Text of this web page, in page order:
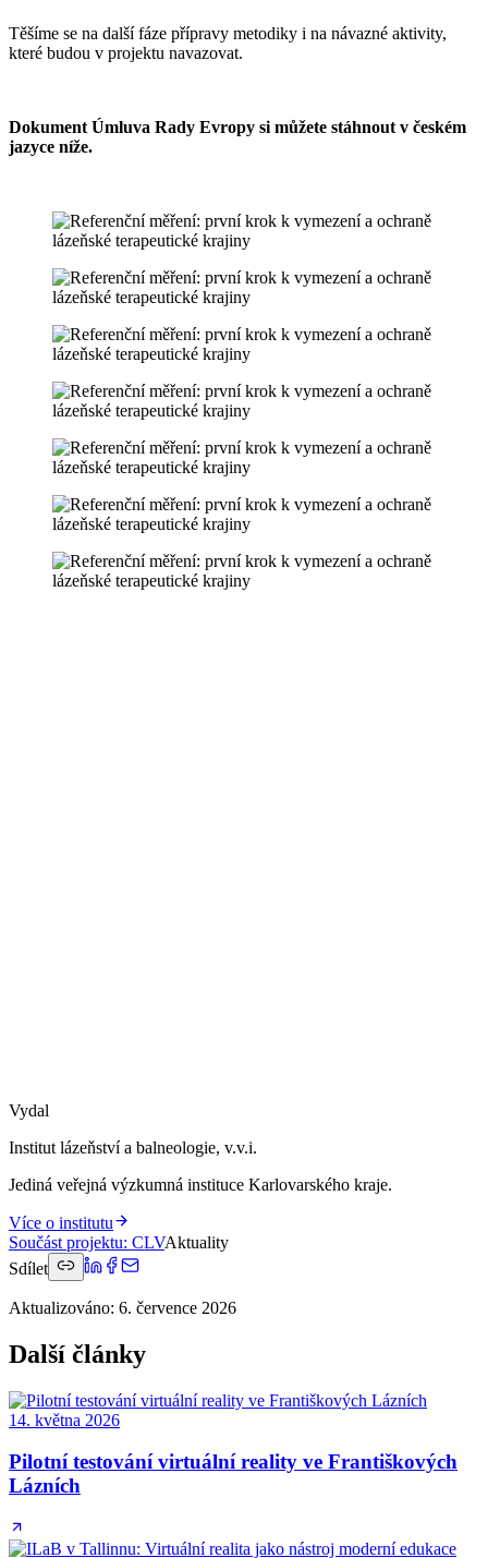
Těšíme se na další fáze přípravy metodiky i na návazné aktivity,
které budou v projektu navazovat.
Dokument Úmluva Rady Evropy si můžete stáhnout v českém
jazyce níže.
Vydal
Institut lázeňství a balneologie, v.v.i.
Jediná veřejná výzkumná instituce Karlovarského kraje.
Více o institutu
Součást projektu: CLVAktuality
Sdílet
Aktualizováno: 6. července 2026
Další články
14. května 2026
Pilotní testování virtuální reality ve Františkových
Lázních